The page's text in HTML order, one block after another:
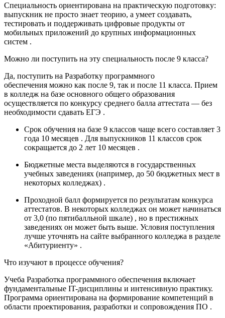
Специальность ориентирована на практическую подготовку:
выпускник не просто знает теорию, а умеет создавать,
тестировать и поддерживать цифровые продукты от
мобильных приложений до крупных информационных
систем .
Можно ли поступить на эту специальность после 9 класса?
Да, поступить на Разработку программного
обеспечения можно как после 9, так и после 11 класса. Прием
в колледж на базе основного общего образования
осуществляется по конкурсу среднего балла аттестата — без
необходимости сдавать ЕГЭ .
Срок обучения на базе 9 классов чаще всего составляет 3
года 10 месяцев . Для выпускников 11 классов срок
сокращается до 2 лет 10 месяцев .
Бюджетные места выделяются в государственных
учебных заведениях (например, до 50 бюджетных мест в
некоторых колледжах) .
Проходной балл формируется по результатам конкурса
аттестатов. В некоторых колледжах он может начинаться
от 3,0 (по пятибалльной шкале) , но в престижных
заведениях он может быть выше. Условия поступления
лучше уточнять на сайте выбранного колледжа в разделе
«Абитуриенту» .
Что изучают в процессе обучения?
Учеба Разработка программного обеспечения включает
фундаментальные IT-дисциплины и интенсивную практику.
Программа ориентирована на формирование компетенций в
области проектирования, разработки и сопровождения ПО .